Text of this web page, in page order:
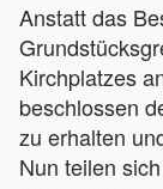
Anstatt das
Kirchplatzes
beschlossen
zu erhalten
Nun teilen